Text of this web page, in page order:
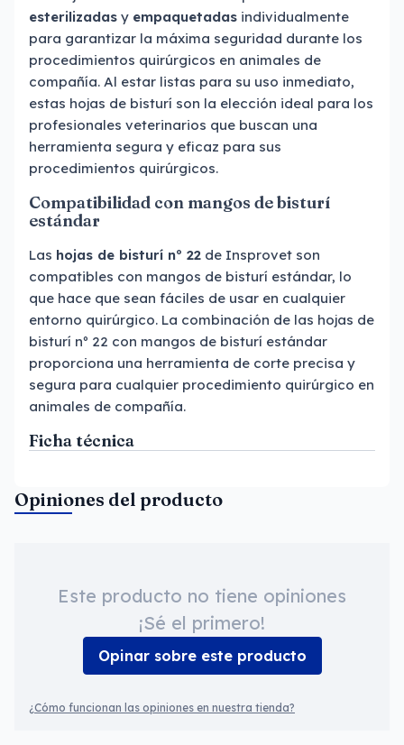
esterilizadas y empaquetadas individualmente
para garantizar la máxima seguridad durante los
procedimientos quirúrgicos en animales de
compañía. Al estar listas para su uso inmediato,
estas hojas de bisturí son la elección ideal para los
profesionales veterinarios que buscan una
herramienta segura y eficaz para sus
procedimientos quirúrgicos.
Compatibilidad con mangos de bisturí
estándar
Las hojas de bisturí nº 22 de Insprovet son
compatibles con mangos de bisturí estándar, lo
que hace que sean fáciles de usar en cualquier
entorno quirúrgico. La combinación de las hojas de
bisturí nº 22 con mangos de bisturí estándar
proporciona una herramienta de corte precisa y
segura para cualquier procedimiento quirúrgico en
animales de compañía.
Ficha técnica
Opiniones del producto
Este producto no tiene opiniones
¡Sé el primero!
Opinar sobre este producto
¿Cómo funcionan las opiniones en nuestra tienda?